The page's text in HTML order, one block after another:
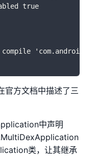
true
官方文档中描述了三
中声明
类，让其继承